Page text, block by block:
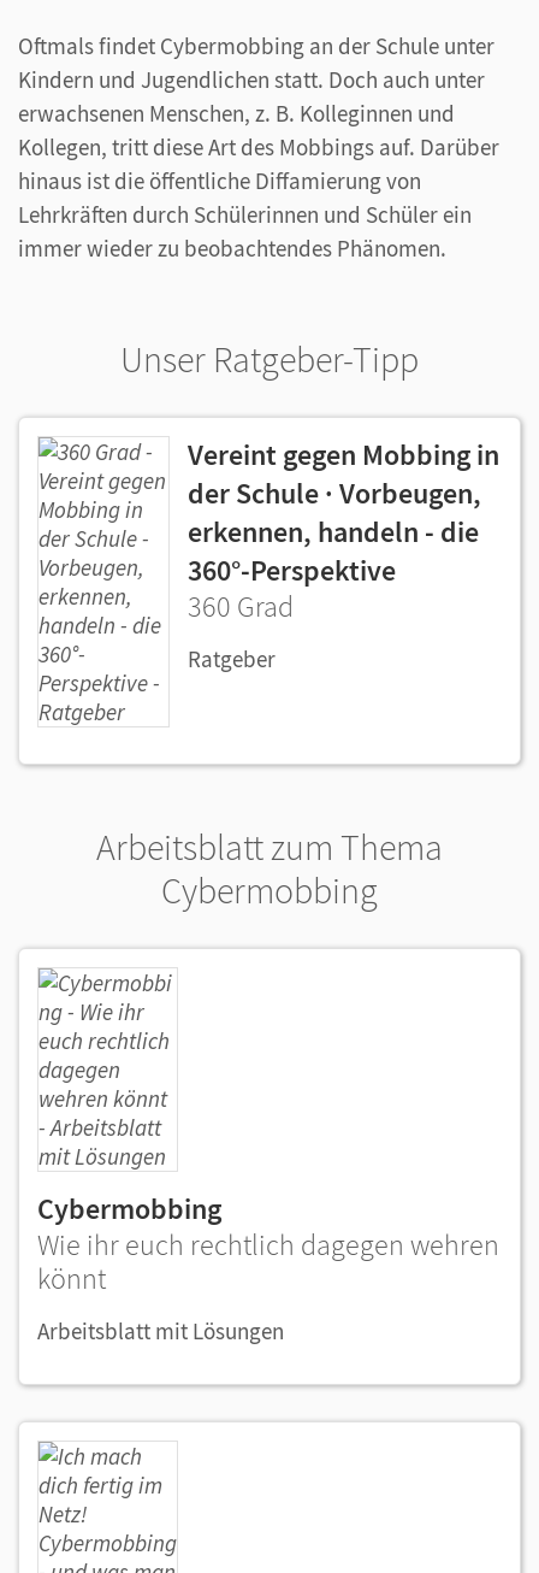
Oftmals findet Cybermobbing an der Schule unter
Kindern und Jugendlichen statt. Doch auch unter
erwachsenen Menschen, z. B. Kolleginnen und
Kollegen, tritt diese Art des Mobbings auf. Darüber
hinaus ist die öffentliche Diffamierung von
Lehrkräften durch Schülerinnen und Schüler ein
immer wieder zu beobachtendes Phänomen.
Unser Ratgeber-Tipp
Vereint gegen Mobbing in
der Schule · Vorbeugen,
erkennen, handeln - die
360°-Perspektive
360 Grad
Ratgeber
Arbeitsblatt zum Thema
Cybermobbing
Cybermobbing
Wie ihr euch rechtlich dagegen wehren
könnt
Arbeitsblatt mit Lösungen